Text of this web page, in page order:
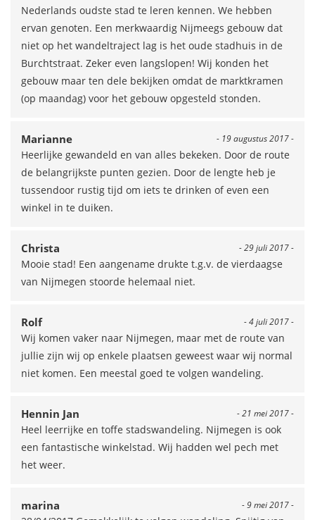
Nederlands oudste stad te leren kennen. We hebben
ervan genoten. Een merkwaardig Nijmeegs gebouw dat
niet op het wandeltraject lag is het oude stadhuis in de
Burchtstraat. Zeker even langslopen! Wij konden het
gebouw maar ten dele bekijken omdat de marktkramen
(op maandag) voor het gebouw opgesteld stonden.
- 19 augustus 2017 -
Marianne
Heerlijke gewandeld en van alles bekeken. Door de route
de belangrijkste punten gezien. Door de lengte heb je
tussendoor rustig tijd om iets te drinken of even een
winkel in te duiken.
- 29 juli 2017 -
Christa
Mooie stad! Een aangename drukte t.g.v. de vierdaagse
van Nijmegen stoorde helemaal niet.
- 4 juli 2017 -
Rolf
Wij komen vaker naar Nijmegen, maar met de route van
jullie zijn wij op enkele plaatsen geweest waar wij normal
niet komen. Een meestal goed te volgen wandeling.
- 21 mei 2017 -
Hennin Jan
Heel leerrijke en toffe stadswandeling. Nijmegen is ook
een fantastische winkelstad. Wij hadden wel pech met
het weer.
- 9 mei 2017 -
marina